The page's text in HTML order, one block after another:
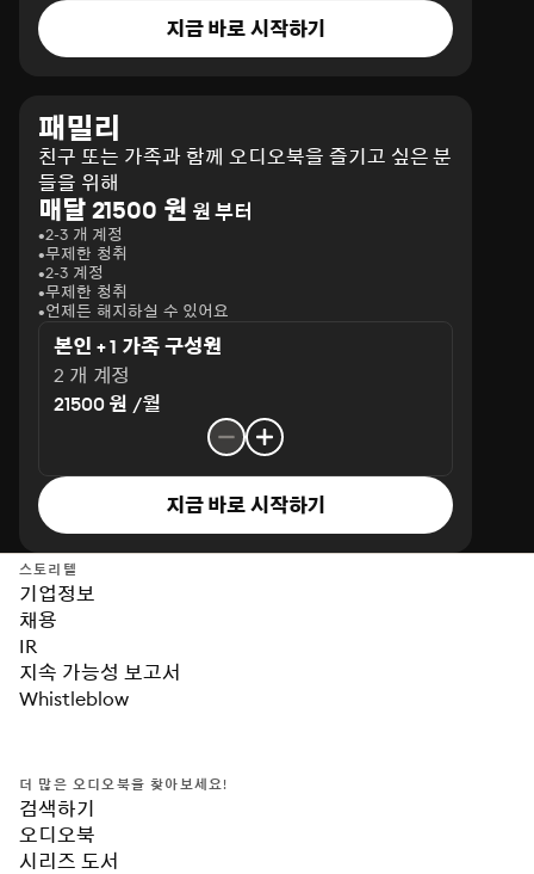
지금 바로 시작하기
패밀리
친구 또는 가족과 함께 오디오북을 즐기고 싶은 분
들을 위해
매달 21500 원 원 부터
2-3 개 계정
무제한 청취
2-3 계정
무제한 청취
언제든 해지하실 수 있어요
본인 + 1 가족 구성원
2 개 계정
21500 원 /월
지금 바로 시작하기
스토리텔
기업정보
채용
IR
지속 가능성 보고서
Whistleblow
더 많은 오디오북을 찾아보세요!
검색하기
오디오북
시리즈 도서